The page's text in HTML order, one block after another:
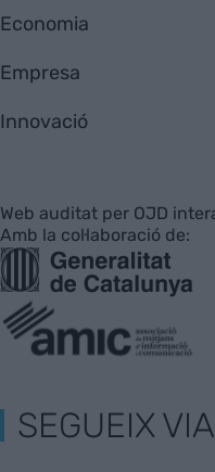
Economia
Empresa
Innovació
Web auditat per OJD
Amb la col·laboració de:
SEGUEIX